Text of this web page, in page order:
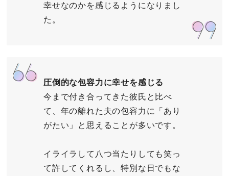
幸せなのかを感じるようになりまし
た。
圧倒的な包容力に幸せを感じる
今まで付き合ってきた彼氏と比べ
て、年の離れた夫の包容力に「あり
がたい」と思えることが多いです。
イライラして八つ当たりしても笑っ
て許してくれるし、特別な日でもな